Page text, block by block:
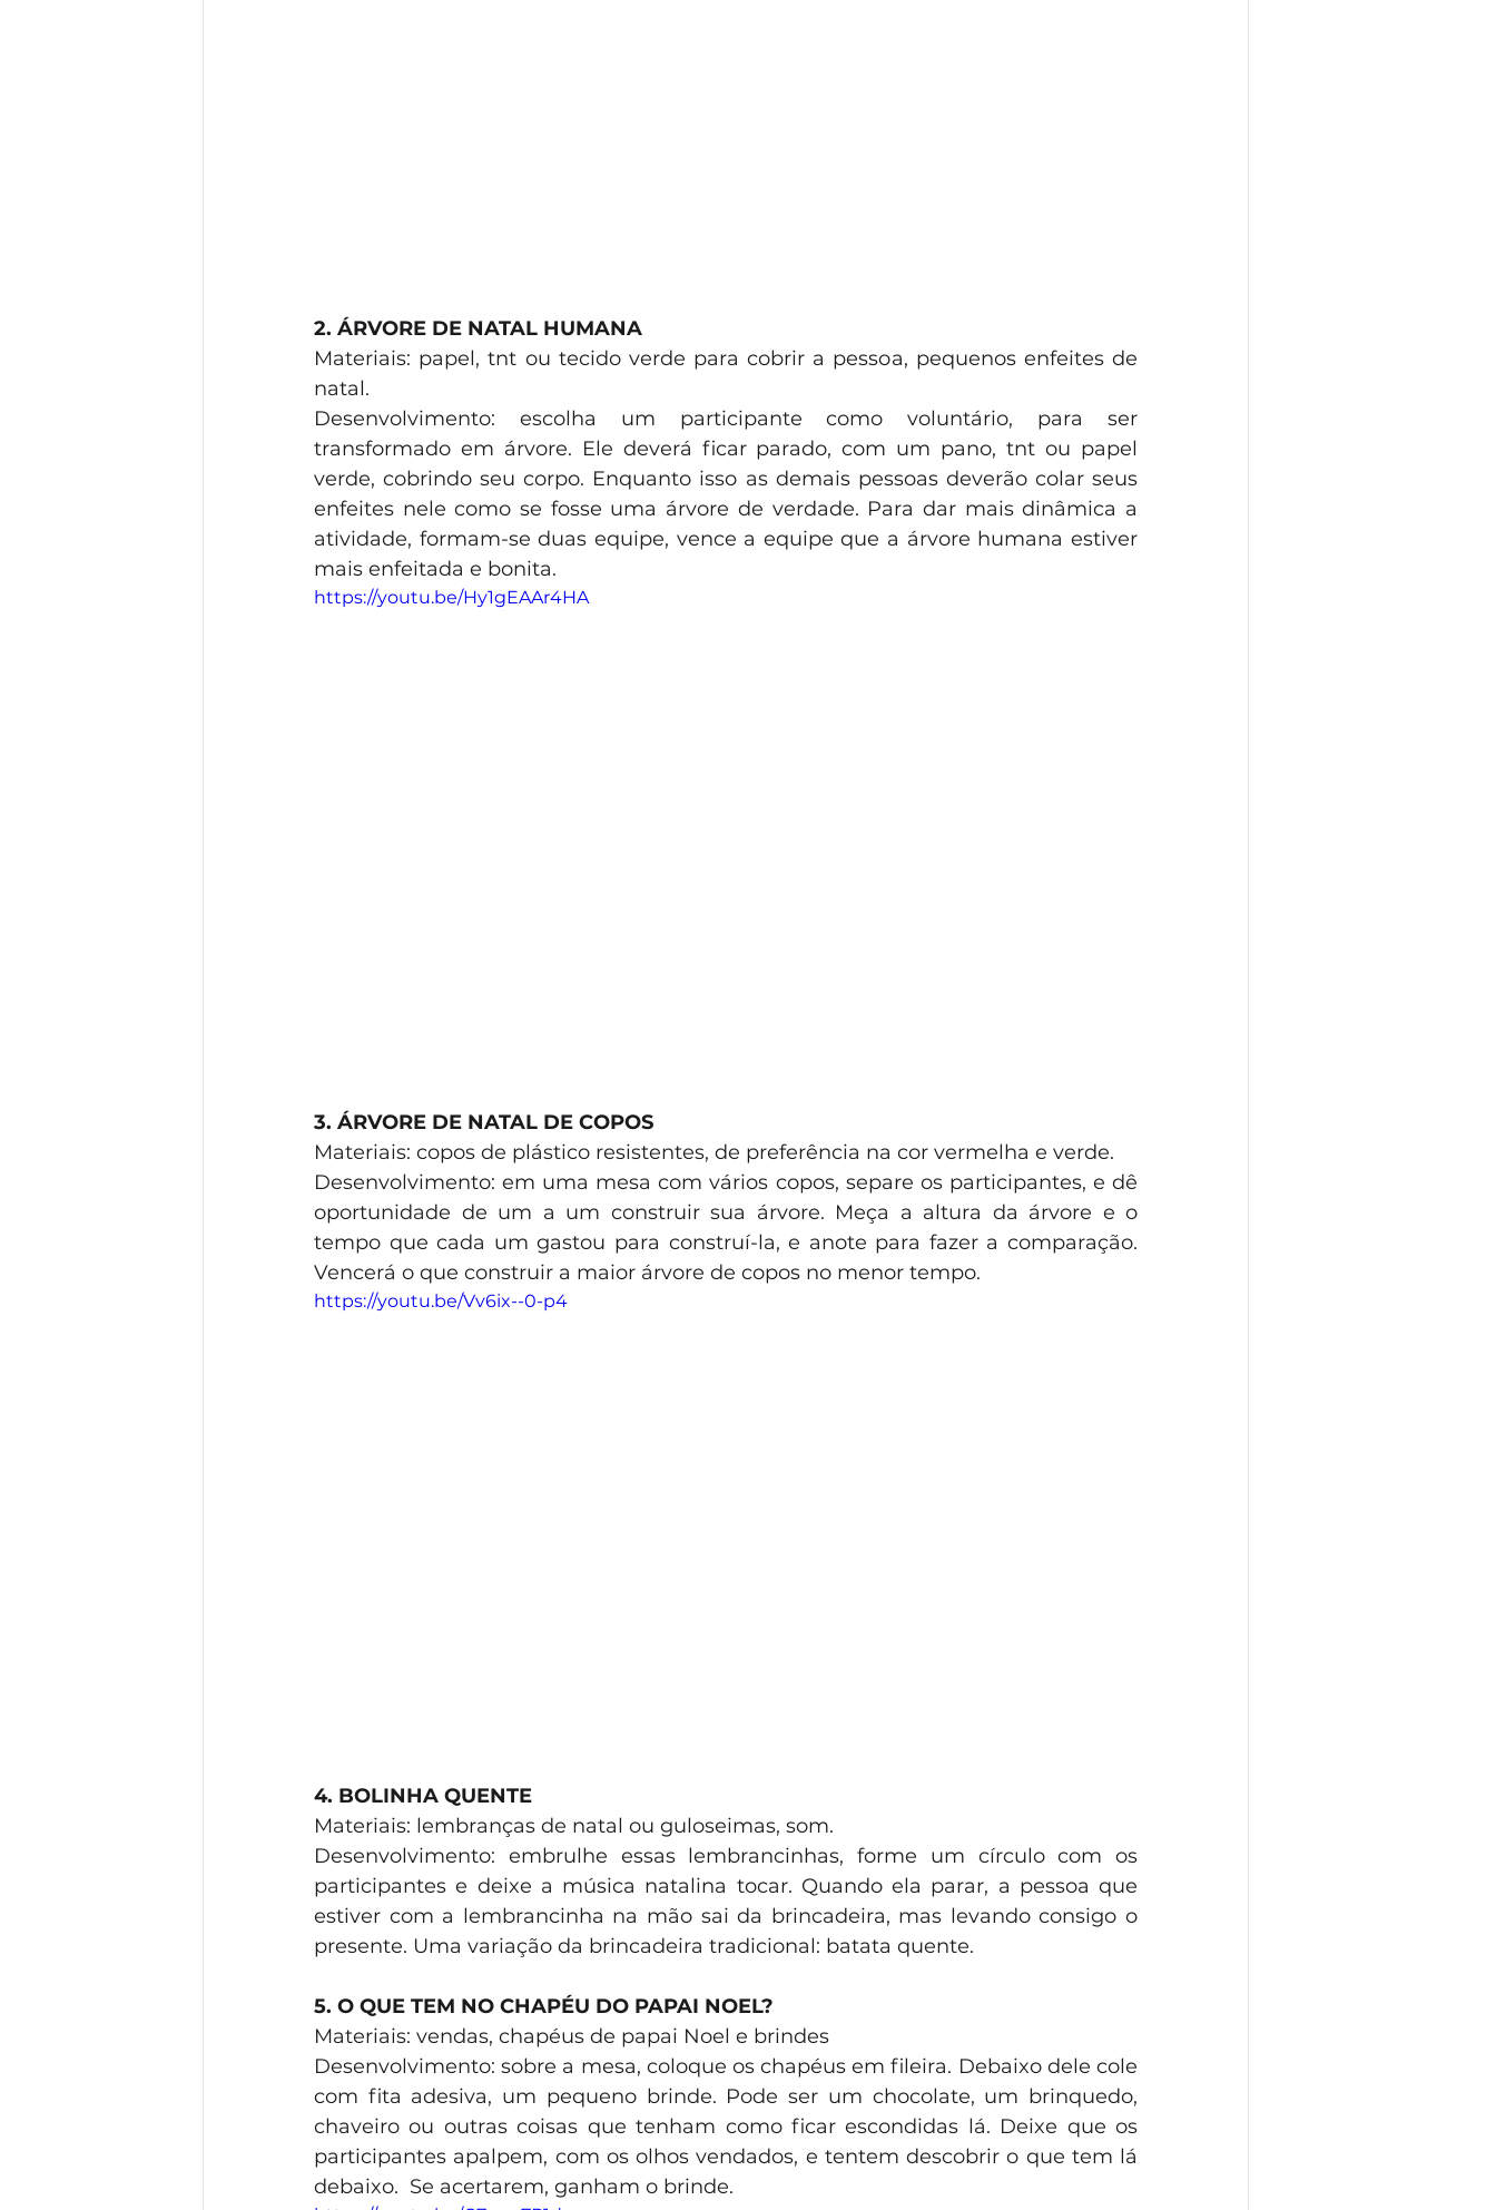
2. ÁRVORE DE NATAL HUMANA
Materiais: papel, tnt ou tecido verde para cobrir a pessoa, pequenos enfeites de
natal.
Desenvolvimento: escolha um participante como voluntário, para ser
transformado em árvore. Ele deverá ficar parado, com um pano, tnt ou papel
verde, cobrindo seu corpo. Enquanto isso as demais pessoas deverão colar seus
enfeites nele como se fosse uma árvore de verdade. Para dar mais dinâmica a
atividade, formam-se duas equipe, vence a equipe que a árvore humana estiver
mais enfeitada e bonita.
https://youtu.be/Hy1gEAAr4HA
3. ÁRVORE DE NATAL DE COPOS
Materiais: copos de plástico resistentes, de preferência na cor vermelha e verde.
Desenvolvimento: em uma mesa com vários copos, separe os participantes, e dê
oportunidade de um a um construir sua árvore. Meça a altura da árvore e o
tempo que cada um gastou para construí-la, e anote para fazer a comparação.
Vencerá o que construir a maior árvore de copos no menor tempo.
https://youtu.be/Vv6ix--0-p4
4. BOLINHA QUENTE
Materiais: lembranças de natal ou guloseimas, som.
Desenvolvimento: embrulhe essas lembrancinhas, forme um círculo com os
participantes e deixe a música natalina tocar. Quando ela parar, a pessoa que
estiver com a lembrancinha na mão sai da brincadeira, mas levando consigo o
presente. Uma variação da brincadeira tradicional: batata quente.
5. O QUE TEM NO CHAPÉU DO PAPAI NOEL?
Materiais: vendas, chapéus de papai Noel e brindes
Desenvolvimento: sobre a mesa, coloque os chapéus em fileira. Debaixo dele cole
com fita adesiva, um pequeno brinde. Pode ser um chocolate, um brinquedo,
chaveiro ou outras coisas que tenham como ficar escondidas lá. Deixe que os
participantes apalpem, com os olhos vendados, e tentem descobrir o que tem lá
debaixo.  Se acertarem, ganham o brinde.